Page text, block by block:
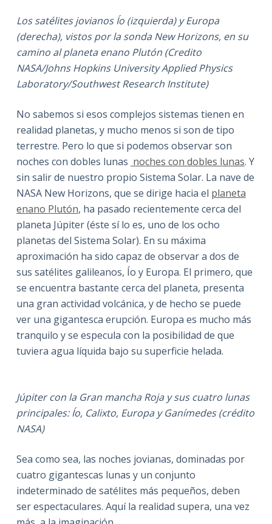
Los satélites jovianos Ío (izquierda) y Europa
(derecha), vistos por la sonda New Horizons, en su
camino al planeta enano Plutón (Credito
NASA/Johns Hopkins University Applied Physics
Laboratory/Southwest Research Institute)
No sabemos si esos complejos sistemas tienen en
realidad planetas, y mucho menos si son de tipo
terrestre. Pero lo que si podemos observar son
noches con dobles lunas noches con dobles lunas. Y
sin salir de nuestro propio Sistema Solar. La nave de
NASA New Horizons, que se dirige hacia el planeta
enano Plutón, ha pasado recientemente cerca del
planeta Júpiter (éste sí lo es, uno de los ocho
planetas del Sistema Solar). En su máxima
aproximación ha sido capaz de observar a dos de
sus satélites galileanos, Ío y Europa. El primero, que
se encuentra bastante cerca del planeta, presenta
una gran actividad volcánica, y de hecho se puede
ver una gigantesca erupción. Europa es mucho más
tranquilo y se especula con la posibilidad de que
tuviera agua líquida bajo su superficie helada.
Júpiter con la Gran mancha Roja y sus cuatro lunas
principales: Ío, Calixto, Europa y Ganímedes (crédito
NASA)
Sea como sea, las noches jovianas, dominadas por
cuatro gigantescas lunas y un conjunto
indeterminado de satélites más pequeños, deben
ser espectaculares. Aquí la realidad supera, una vez